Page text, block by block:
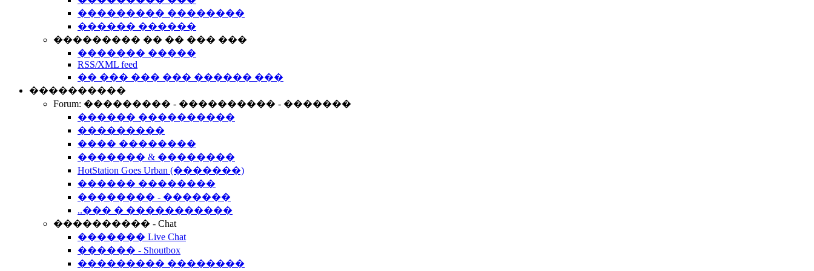
��������� ��������
������ ������
��������� �� �� ��� ���
������� �����
RSS/XML feed
�� ��� ��� ��� ������ ���
����������
Forum: ��������� - ���������� - �������
������ ����������
���������
���� ��������
������� & ��������
HotStation Goes Urban (�������)
������ ��������
�������� - �������
..��� � �����������
���������� - Chat
������� Live Chat
������ - Shoutbox
��������� ��������